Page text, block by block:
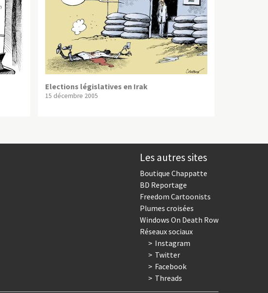
Elections législatives en Irak
15 décembre 2005
Les autres sites
Boutique Chappatte
BD Reportage
Freedom Cartoonists
Plumes croisées
Windows On Death Row
Réseaux sociaux
Instagram
Twitter
Facebook
Threads